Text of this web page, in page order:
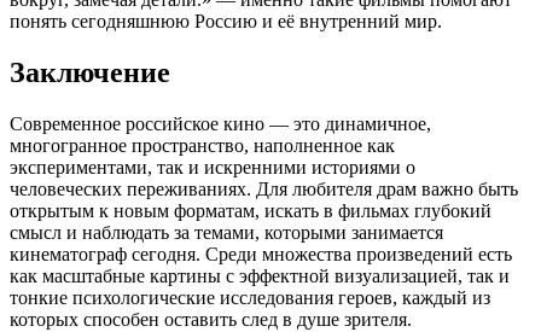
понять сегодняшнюю Россию и её внутренний мир.
Заключение
Современное российское кино — это динамичное,
многогранное пространство, наполненное как
экспериментами, так и искренними историями о
человеческих переживаниях. Для любителя драм важно быть
открытым к новым форматам, искать в фильмах глубокий
смысл и наблюдать за темами, которыми занимается
кинематограф сегодня. Среди множества произведений есть
как масштабные картины с эффектной визуализацией, так и
тонкие психологические исследования героев, каждый из
которых способен оставить след в душе зрителя.